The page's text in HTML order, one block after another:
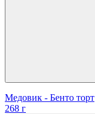
Медовик - Бенто торт
268 г